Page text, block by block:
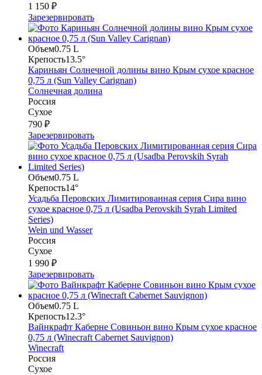
1 150 ₽
Зарезервировать
Объем0.75 L
Крепость13.5°
Кариньян Солнечной долины вино Крым сухое красное
0,75 л (Sun Valley Carignan)
Солнечная долина
Россия
Сухое
790 ₽
Зарезервировать
Объем0.75 L
Крепость14°
Усадьба Перовских Лимитированная серия Сира вино
сухое красное 0,75 л (Usadba Perovskih Syrah Limited
Series)
Wein und Wasser
Россия
Сухое
1 990 ₽
Зарезервировать
Объем0.75 L
Крепость12.3°
Вайнкрафт Каберне Совиньон вино Крым сухое красное
0,75 л (Winecraft Cabernet Sauvignon)
Winecraft
Россия
Сухое